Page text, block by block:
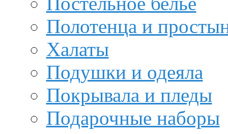
Полотенца и
Халаты
Подушки и одеяла
Покрывала и пледы
Подарочные наборы